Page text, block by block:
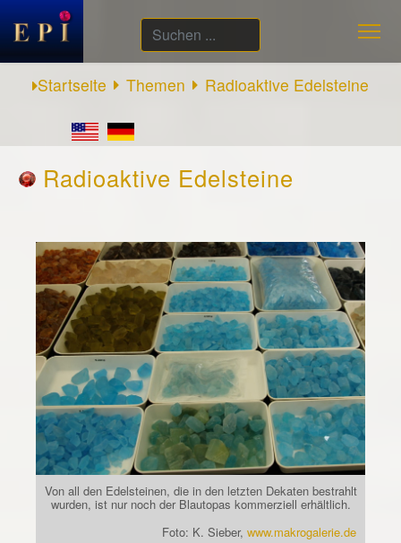
Suchen
...
Startseite
Themen Radioaktive Edelsteine
Radioaktive Edelsteine
Von all den Edelsteinen, die in den letzten Dekaten bestrahlt
wurden, ist nur noch der Blautopas kommerziell erhältlich.
Foto: K. Sieber, www.makrogalerie.de